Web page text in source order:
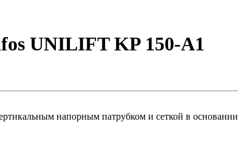
UNILIFT KP 150-A1
напорным патрубком и сеткой в основании